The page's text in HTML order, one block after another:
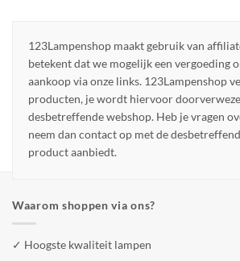
123Lampenshop maakt gebruik van
betekent dat we mogelijk een vergoeding
aankoop via onze links. 123Lampenshop
producten, je wordt hiervoor
desbetreffende webshop. Heb je vragen
neem dan contact op met de
product aanbiedt.
Waarom shoppen via ons?
✓ Hoogste kwaliteit lampen